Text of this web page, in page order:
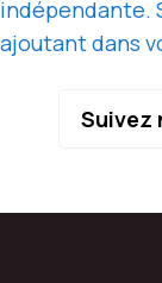
indépendante.
ajoutant dans
Suivez